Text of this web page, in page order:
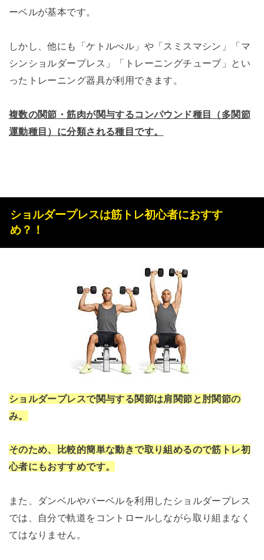
ーベルが基本です。
しかし、他にも「ケトルべル」や「スミスマシン」「マ
シンショルダープレス」「トレーニングチューブ」とい
ったトレーニング器具が利用できます。
複数の関節・筋肉が関与するコンパウンド種目（多関節
運動種目）に分類される種目です。
ショルダープレスは筋トレ初心者におすす
め？！
ショルダープレスで関与する関節は肩関節と肘関節の
み。
そのため、比較的簡単な動きで取り組めるので筋トレ初
心者にもおすすめです。
また、ダンベルやバーベルを利用したショルダープレス
では、自分で軌道をコントロールしながら取り組まなく
てはなりません。